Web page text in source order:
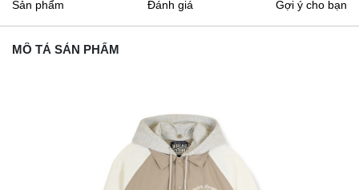
Sản phẩm Đánh giá Gợi ý cho bạn
MÔ TẢ SẢN PHẨM